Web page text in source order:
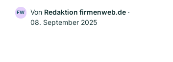
FW Von Redaktion firmenweb.de‧
08. September 2025